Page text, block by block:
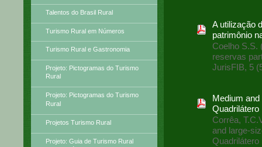
Talentos do Brasil Rural
Turismo Rural em Números
Turismo Rural e Gastronomia
Projeto: Pictogramas do Turismo
Rural
Projeto: Pictogramas do Turismo
Rural
Projetos Turismo Rural
Projeto: Guia de Turismo Rural
A utilização
patrimônio
Coelho S.S.
reservas
JurisFIB, 5
Medium
Corrêa,
and large-